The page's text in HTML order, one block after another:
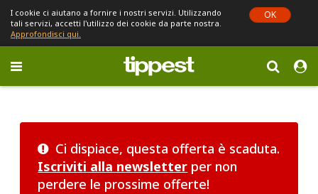
I cookie ci aiutano a fornire i nostri servizi. Utilizzando
tali servizi, accetti l'utilizzo dei cookie da parte nostra.
Approfondisci qui.
OK
Toggle
navigation
Ci dispiace, questa offerta è scaduta.
Iscriviti alla newsletter per non
perdere le prossime offerte!